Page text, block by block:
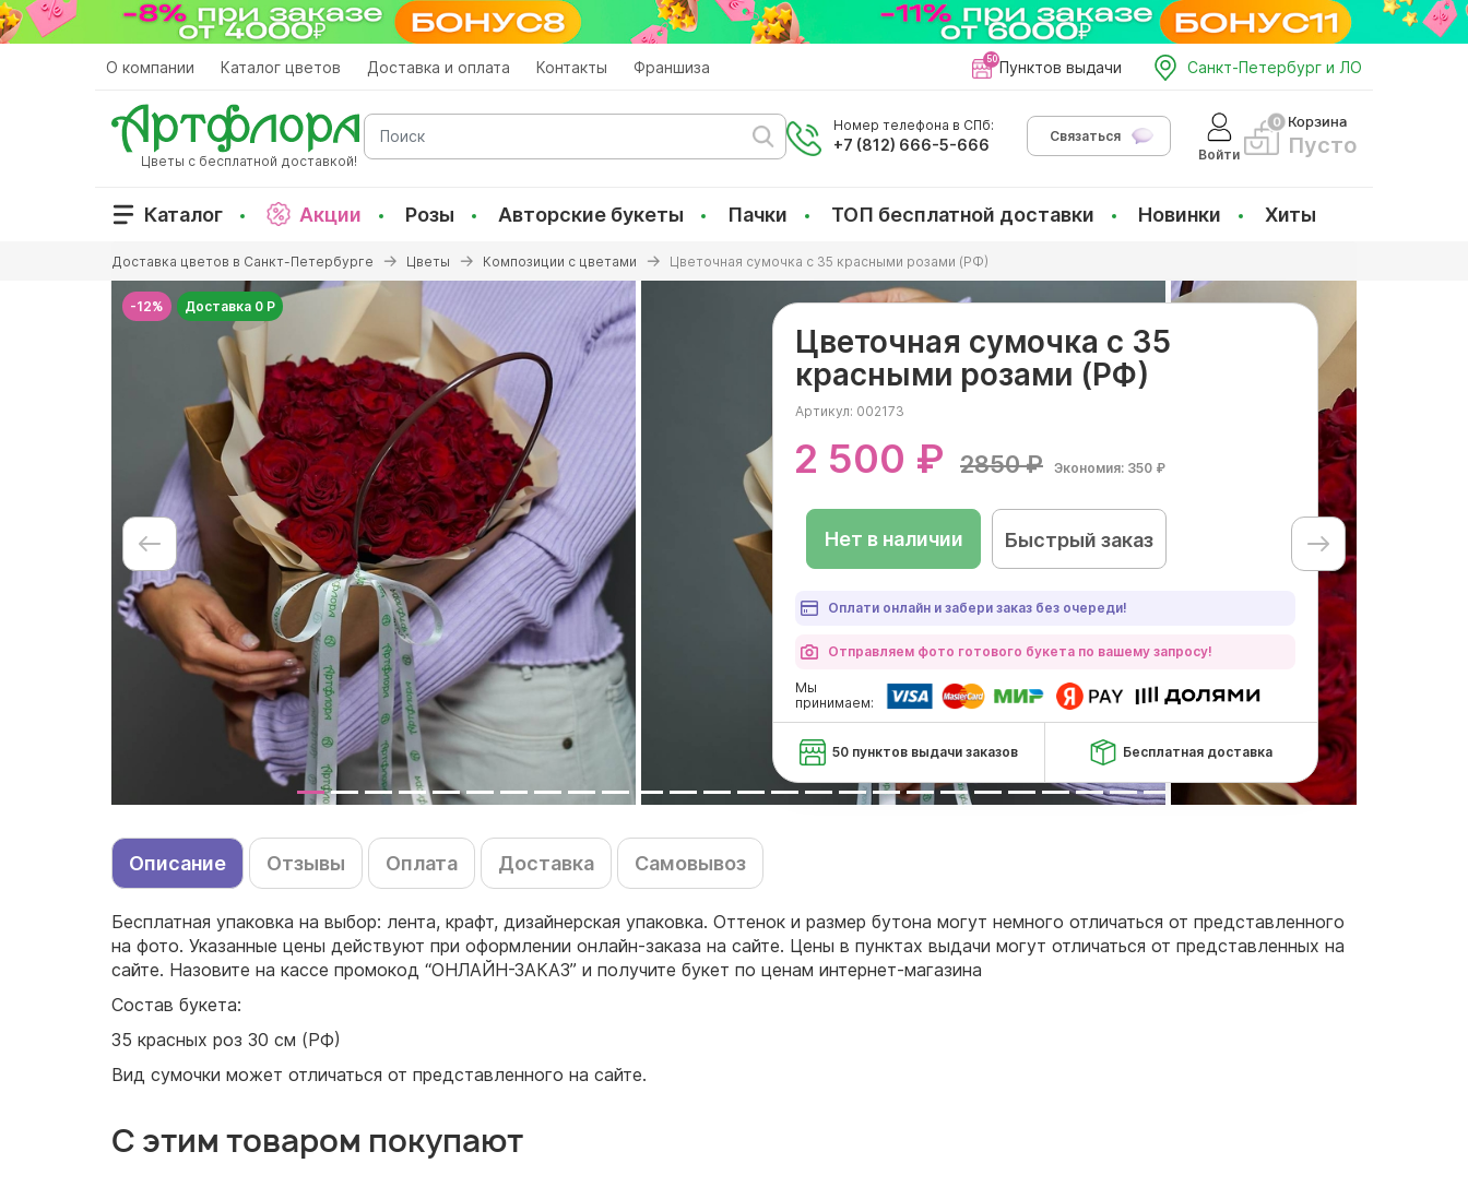
Перейти
к
О компании Каталог цветов Доставка и оплата Контакты Франшиза Пунктов выдачи Санкт-Петербург и ЛО
Цветы с бесплатной доставкой!
Поиск
Номер телефона в СПб:
+7 (812) 666-5-666
Связаться
Войти
Корзина
Пусто
Каталог Акции Розы Авторские букеты Пачки ТОП бесплатной доставки Новинки Хиты
здесь
Доставка цветов в Санкт-Петербурге Цветы Композиции с цветами Цветочная сумочка с 35 красными розами (РФ)
-12% Доставка 0 Р
Цветочная сумочка с 35
красными розами (РФ)
Артикул: 002173
2 500 ₽ 2850 ₽ Экономия: 350 ₽
Нет в наличии Быстрый заказ
Оплати онлайн и забери заказ без очереди!
Отправляем фото готового букета по вашему запросу!
Мы
принимаем:
50 пунктов выдачи заказов Бесплатная доставка
Описание Отзывы Оплата Доставка Самовывоз
Бесплатная упаковка на выбор: лента, крафт, дизайнерская упаковка. Оттенок и размер бутона могут немного отличаться от представленного
на фото. Указанные цены действуют при оформлении онлайн-заказа на сайте. Цены в пунктах выдачи могут отличаться от представленных на
сайте. Назовите на кассе промокод “ОНЛАЙН-ЗАКАЗ” и получите букет по ценам интернет-магазина
Состав букета:
35 красных роз 30 см (РФ)
Вид сумочки может отличаться от представленного на сайте.
С этим товаром покупают